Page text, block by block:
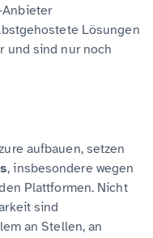
Lösungen
und sind nur noch
aufbauen, setzen
, insbesondere wegen
Plattformen. Nicht
sind
an Stellen, an